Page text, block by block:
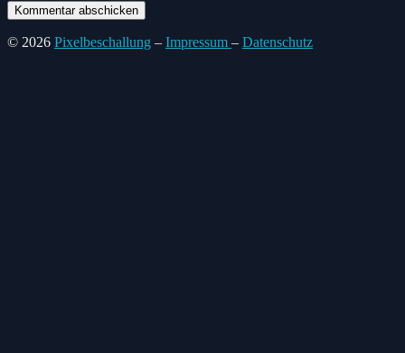
© 2026 Pixelbeschallung – Impressum – Datenschutz